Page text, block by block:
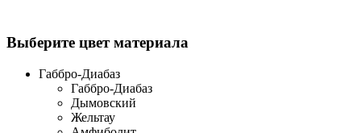
Выберите цвет материала
Габбро-Диабаз
Габбро-Диабаз
Дымовский
Жельтау